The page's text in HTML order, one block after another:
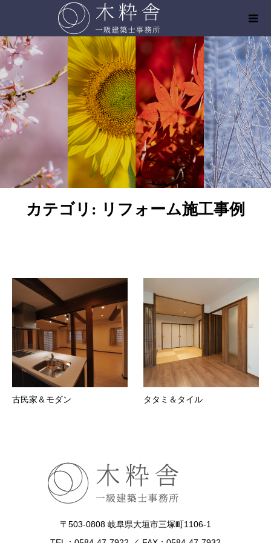
カテゴリ: リフォーム施工事例
古民家＆モダン タタミ＆タイル
〒503-0808 岐阜県大垣市三塚町1106-1